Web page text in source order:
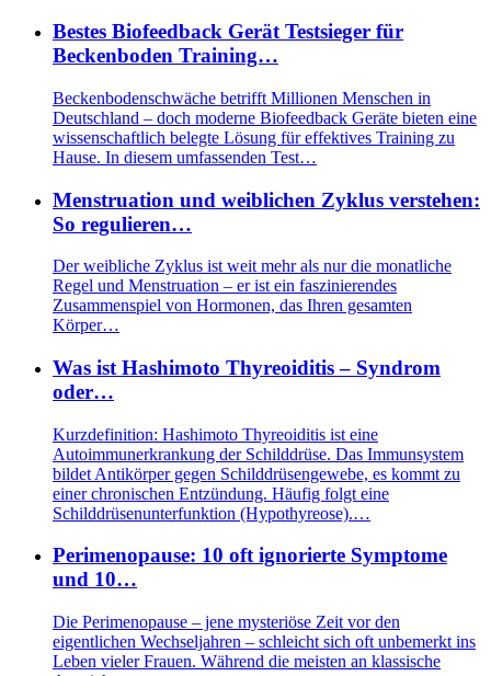
Bestes Biofeedback Gerät Testsieger für
Beckenboden Training…
Beckenbodenschwäche betrifft Millionen Menschen in
Deutschland – doch moderne Biofeedback Geräte bieten eine
wissenschaftlich belegte Lösung für effektives Training zu
Hause. In diesem umfassenden Test…
Menstruation und weiblichen Zyklus verstehen:
So regulieren…
Der weibliche Zyklus ist weit mehr als nur die monatliche
Regel und Menstruation – er ist ein faszinierendes
Zusammenspiel von Hormonen, das Ihren gesamten
Körper…
Was ist Hashimoto Thyreoiditis – Syndrom
oder…
Kurzdefinition: Hashimoto Thyreoiditis ist eine
Autoimmunerkrankung der Schilddrüse. Das Immunsystem
bildet Antikörper gegen Schilddrüsengewebe, es kommt zu
einer chronischen Entzündung. Häufig folgt eine
Schilddrüsenunterfunktion (Hypothyreose).…
Perimenopause: 10 oft ignorierte Symptome
und 10…
Die Perimenopause – jene mysteriöse Zeit vor den
eigentlichen Wechseljahren – schleicht sich oft unbemerkt ins
Leben vieler Frauen. Während die meisten an klassische